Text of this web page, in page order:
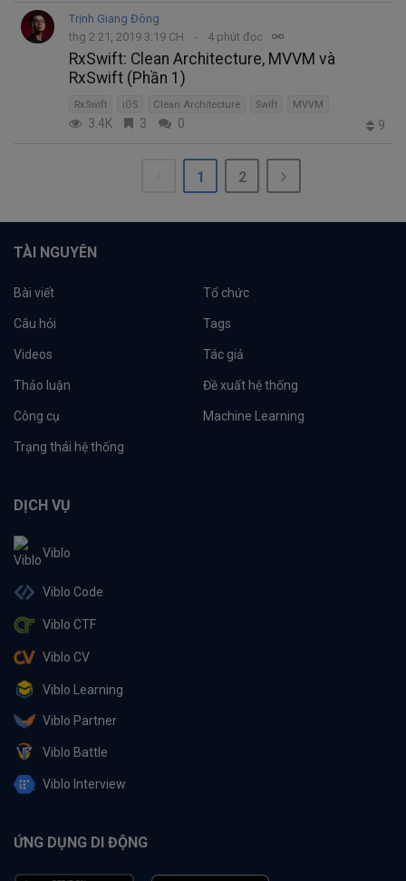
Trịnh Giang Đông
thg 2 21, 2019 3:19 CH
4 phút đọc
RxSwift: Clean Architecture, MVVM và
RxSwift (Phần 1)
RxSwift iOS Clean Architecture Swift MVVM
3.4K 3 0 9
1 2
TÀI NGUYÊN
Bài viết Tổ chức
Câu hỏi Tags
Videos Tác giả
Thảo luận Đề xuất hệ thống
Công cụ Machine Learning
Trạng thái hệ thống
DỊCH VỤ
Viblo
Viblo Code
Viblo CTF
Viblo CV
Viblo Learning
Viblo Partner
Viblo Battle
Viblo Interview
ỨNG DỤNG DI ĐỘNG